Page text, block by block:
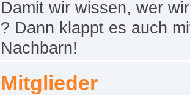
Damit wir wissen, wer
? Dann klappt es auch
Nachbarn!
Mitglieder